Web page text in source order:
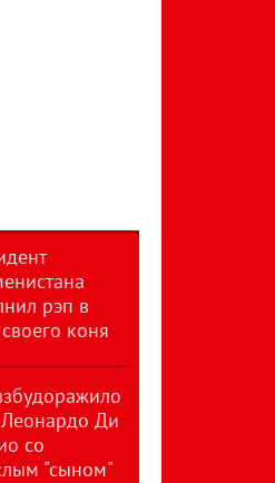
рэп в
своего коня
Ди
со
"сыном"